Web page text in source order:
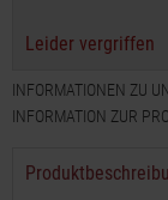
Leider vergriffen
INFORMATIONEN ZU
INFORMATION ZUR